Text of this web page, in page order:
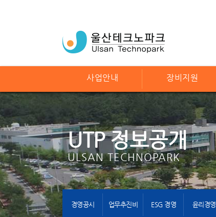
사업안내 장비지원
UTP 정보공개
ULSAN TECHNOPARK
경영공시 업무추진비 ESG 경영 윤리경영